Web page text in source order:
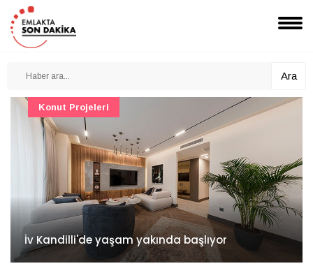
Ara
İv Kandilli'de yaşam yakında başlıyor
Konut Projeleri